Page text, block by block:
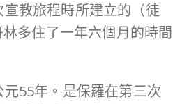
教旅程時所建立的（徒
多住了一年六個月的時間
元55年。是保羅在第三次